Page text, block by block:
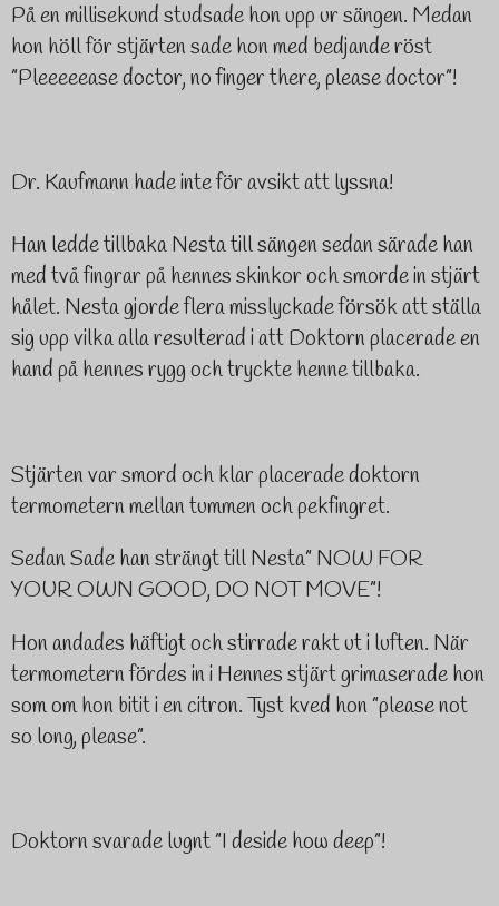
På en millisekund studsade hon upp ur sängen. Medan
hon höll för stjärten sade hon med bedjande röst
”Pleeeeease doctor, no finger there, please doctor”!
Dr. Kaufmann hade inte för avsikt att lyssna!
Han ledde tillbaka Nesta till sängen sedan särade han
med två fingrar på hennes skinkor och smorde in stjärt
hålet. Nesta gjorde flera misslyckade försök att ställa
sig upp vilka alla resulterad i att Doktorn placerade en
hand på hennes rygg och tryckte henne tillbaka.
Stjärten var smord och klar placerade doktorn
termometern mellan tummen och pekfingret.
Sedan Sadehan strängttill Nesta” NOW FOR
YOUR OWN GOOD, DO NOT MOVE”!
Hon andades häftigt och stirrade rakt ut i luften. När
termometern fördes in i Hennes stjärt grimaserade hon
som om hon bitit i en citron. Tyst kved hon ”please not
so long, please”.
Doktorn svarade lugnt ”I deside how deep”!